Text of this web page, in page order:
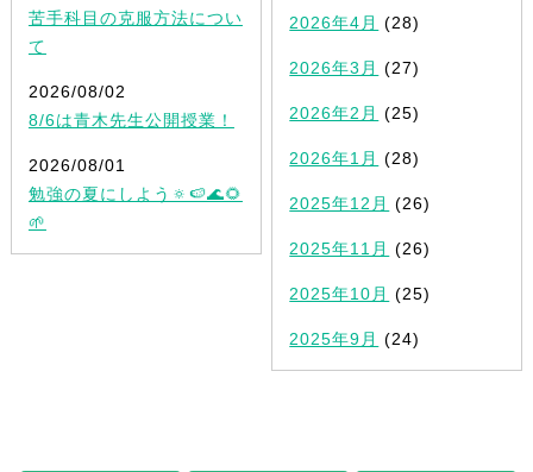
苦手科目の克服方法につい
て
2026/08/02
8/6は青木先生公開授業！
2026/08/01
勉強の夏にしよう🔅🍉🌊🌻
🌱
2026年4月 (28)
2026年3月 (27)
2026年2月 (25)
2026年1月 (28)
2025年12月 (26)
2025年11月 (26)
2025年10月 (25)
2025年9月 (24)